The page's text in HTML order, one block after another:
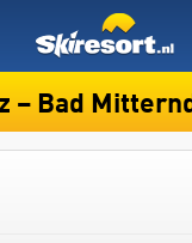
– Bad